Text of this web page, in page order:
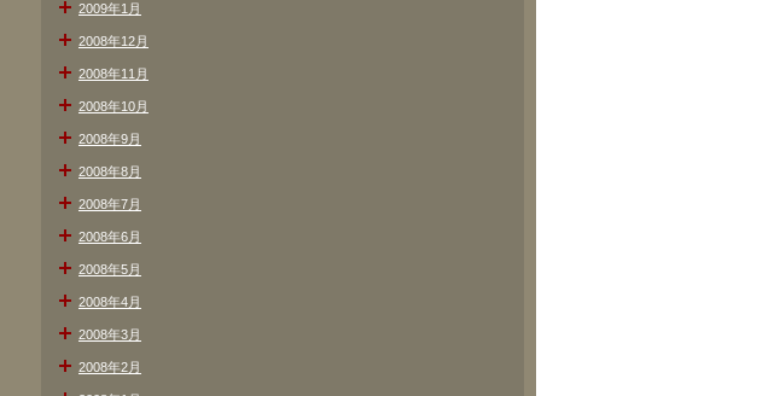
2009年1月
2008年12月
2008年11月
2008年10月
2008年9月
2008年8月
2008年7月
2008年6月
2008年5月
2008年4月
2008年3月
2008年2月